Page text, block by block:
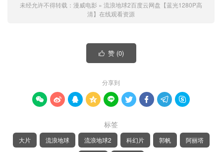
未经允许不得转载： 漫威电影 » 流浪地球2百度云网盘【蓝光1280P高
清】在线观看资源
 赞 (0)
分享到
        
标签
大片 流浪地球 流浪地球2 科幻片 郭帆 阿丽塔